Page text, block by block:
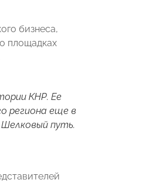
бизнеса,
площадках
КНР. Ее
региона еще в
путь.